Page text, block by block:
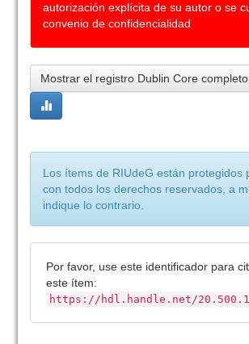
autorización explícita de su autor o se
convenio de confidencialidad
Mostrar el registro Dublin Core
Los ítems de RIUdeG están protegidos
con todos los derechos reservados, a
indique lo contrario.
Por favor, use este identificador para
este ítem:
https://hdl.handle.net/